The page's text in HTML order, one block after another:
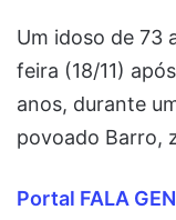
Um idoso de 73
feira (18/11)
anos, durante
povoado Barro,
Portal FALA